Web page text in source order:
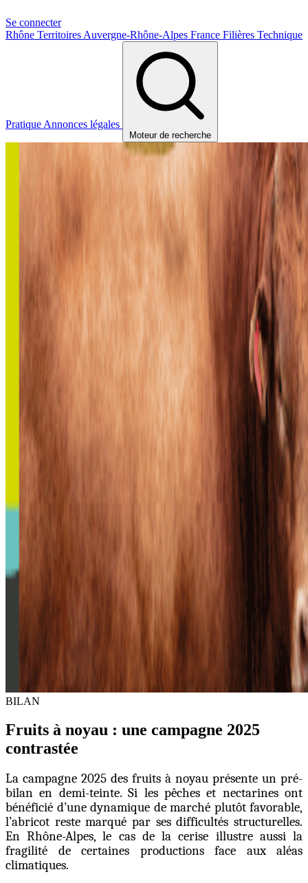
Se connecter
Rhône Territoires Auvergne-Rhône-Alpes France Filières Technique
Pratique Annonces légales
Moteur de recherche
BILAN
Fruits à noyau : une campagne 2025
contrastée
La campagne 2025 des fruits à noyau présente un pré-
bilan en demi-teinte. Si les pêches et nectarines ont
bénéficié d’une dynamique de marché plutôt favorable,
l’abricot reste marqué par ses difficultés structurelles.
En Rhône-Alpes, le cas de la cerise illustre aussi la
fragilité de certaines productions face aux aléas
climatiques.